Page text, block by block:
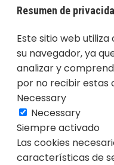
Resumen de
Este sitio web
su navegador, ya
analizar y
por no recibir estas
Necessary
Necessary
Siempre activado
Las cookies
características de